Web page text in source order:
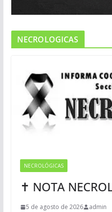
NECROLOGICAS
NECROLÓGICAS
✝ NOTA
5 de agosto de 2026 admin